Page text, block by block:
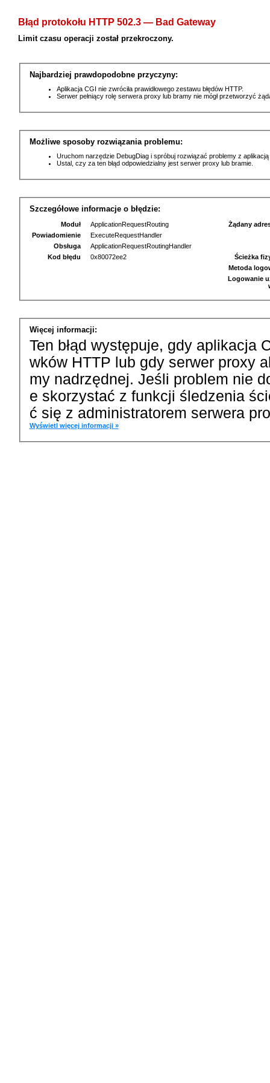
Błąd protokołu HTTP 502.3 — Bad Gateway
Limit czasu operacji został przekroczony.
Najbardziej prawdopodobne przyczyny:
Aplikacja CGI nie zwróciła prawidłowego zestawu błędów HTTP.
Serwer pełniący rolę serwera proxy lub bramy nie mógł przetworzyć
Możliwe sposoby rozwiązania problemu:
Uruchom narzędzie DebugDiag i spróbuj rozwiązać problemy z
Ustal, czy za ten błąd odpowiedzialny jest serwer proxy lub bramie.
Szczegółowe informacje o błędzie:
Moduł
ApplicationRequestRouting
Powiadomienie
ExecuteRequestHandler
Obsługa
ApplicationRequestRoutingHandler
Kod błędu
0x80072ee2
Żądany
Ścieżka
Metoda
Logowanie
Więcej informacji:
Ten błąd występuje, gdy aplikacja
wków HTTP lub gdy serwer proxy
my nadrzędnej. Jeśli problem nie
e skorzystać z funkcji śledzenia
ć się z administratorem serwera
Wyświetl więcej informacji »